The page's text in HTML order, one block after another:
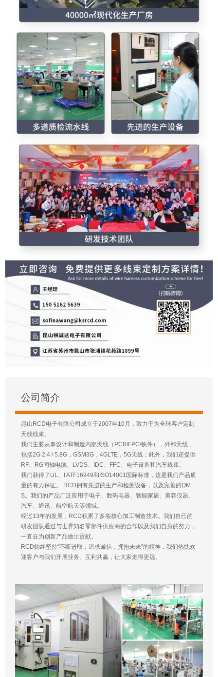
公司简介
昆山RCD电子有限公司成立于2007年10月，致力于为全球客户定制
天线线束。
我们主要从事设计和制造内部天线（PCB/FPC/铁件），外部天线，
包括2G 2.4 / 5.8G，GSM3G，4GLTE，5G天线；此外，我们还提供
RF、RG同轴电缆、LVDS、IDC、FFC、电子设备和汽车线束。
我们获得了UL、I ATF16949和ISO14001国际标准，这是我们产品质
量的有力保证。 RCD拥有先进的生产和检测设备，以及完善的QM
S。我们的产品广泛应用于电子、数码电器、智能家居、美容仪器、
汽车、通讯、航空航天等领域。
经过13年的发展，RCD积累了多项核心加工制造技术。我们自己的
研发团队通过与世界知名零部件供应商的合作以及我们自身的努力，
一直在为创新产品做出贡献。
RCD始终坚持“不断进取，追求诚信，拥抱未来”的精神，我们热忱欢
迎客户与我们开展业务。互利共赢，让大家走得更远。